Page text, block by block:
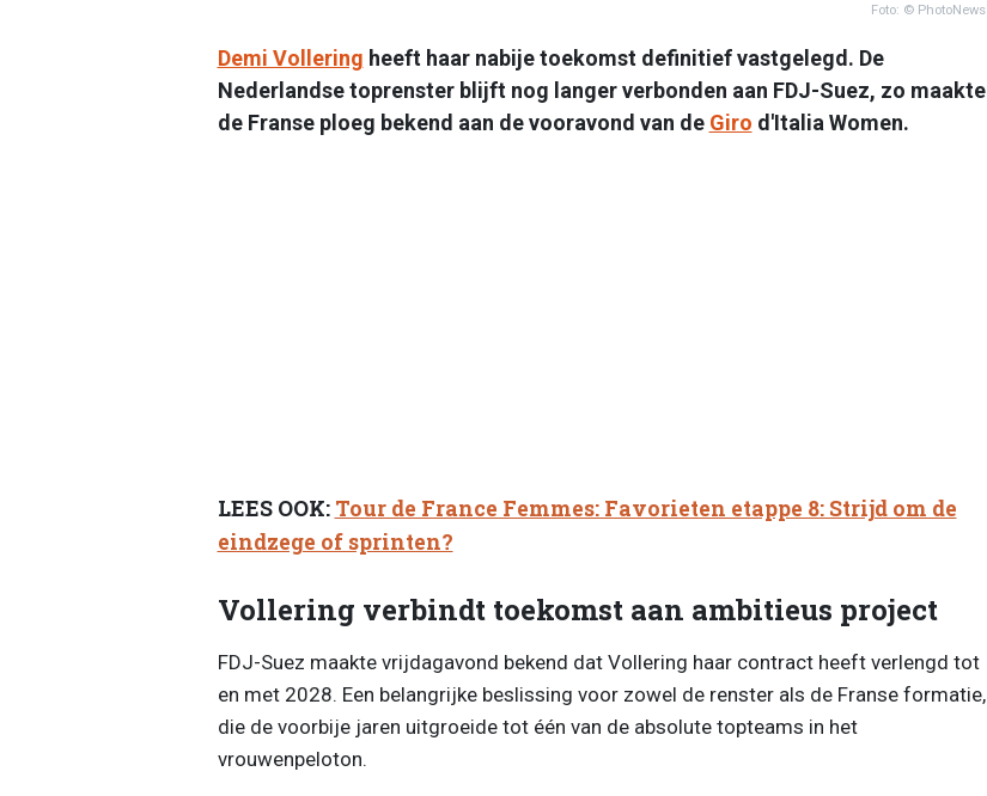
Foto: © PhotoNews
Demi Vollering heeft haar nabije toekomst definitief vastgelegd. De
Nederlandse toprenster blijft nog langer verbonden aan FDJ-Suez, zo maakte
de Franse ploeg bekend aan de vooravond van de Giro d'Italia Women.
LEES OOK: Tour de France Femmes: Favorieten etappe 8: Strijd om de
eindzege of sprinten?
Vollering verbindt toekomst aan ambitieus project
FDJ-Suez maakte vrijdagavond bekend dat Vollering haar contract heeft verlengd tot
en met 2028. Een belangrijke beslissing voor zowel de renster als de Franse formatie,
die de voorbije jaren uitgroeide tot één van de absolute topteams in het
vrouwenpeloton.